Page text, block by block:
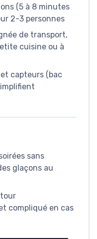
(5 à 8 minutes
2-3 personnes
de transport,
cuisine ou à
capteurs (bac
sans
glaçons au
compliqué en cas